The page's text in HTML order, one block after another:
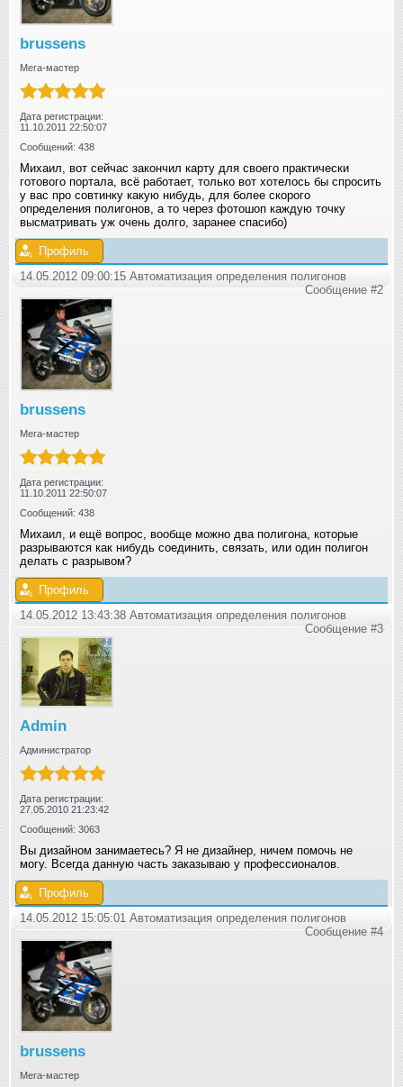
brussens
Мега-мастер
Дата регистрации:
11.10.2011 22:50:07
Сообщений: 438
Михаил, вот сейчас закончил карту для своего практически
готового портала, всё работает, только вот хотелось бы спросить
у вас про совтинку какую нибудь, для более скорого
определения полигонов, а то через фотошоп каждую точку
высматривать уж очень долго, заранее спасибо)
Профиль
14.05.2012 09:00:15 Автоматизация определения полигонов
Сообщение #2
brussens
Мега-мастер
Дата регистрации:
11.10.2011 22:50:07
Сообщений: 438
Михаил, и ещё вопрос, вообще можно два полигона, которые
разрываются как нибудь соединить, связать, или один полигон
делать с разрывом?
Профиль
14.05.2012 13:43:38 Автоматизация определения полигонов
Сообщение #3
Admin
Администратор
Дата регистрации:
27.05.2010 21:23:42
Сообщений: 3063
Вы дизайном занимаетесь? Я не дизайнер, ничем помочь не
могу. Всегда данную часть заказываю у профессионалов.
Профиль
14.05.2012 15:05:01 Автоматизация определения полигонов
Сообщение #4
brussens
Мега-мастер